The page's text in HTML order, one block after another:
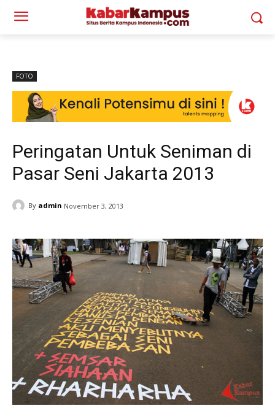
FOTO
Peringatan Untuk Seniman di
Pasar Seni Jakarta 2013
By admin November 3, 2013